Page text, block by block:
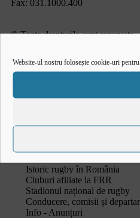
Website-ul nostru folosește cookie-uri
Fax: 031.1000.400
© Toate drepturile sunt rezervate.
Navighează în website
Ultimele știri
Cum se joacă Rugby
Federația Româna de Rugby
Istoric rugby în România
Cluburi afiliate la FRR
Stadionul național de rugby
Conducere, comisii și
Info - Anunțuri